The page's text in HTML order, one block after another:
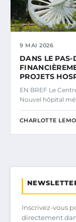
9 MAI 2026
DANS LE PAS-
PROJETS
EN BREF Le
Nouvel hôpital
CHARLOTTE
Inscrivez-vous
directement